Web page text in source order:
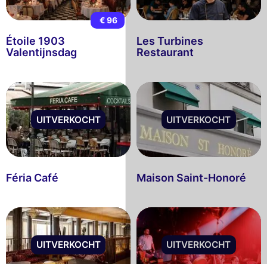
€ 96
Étoile 1903
Valentijnsdag
Les Turbines
Restaurant
UITVERKOCHT
Féria Café
UITVERKOCHT
Maison Saint-Honoré
UITVERKOCHT UITVERKOCHT